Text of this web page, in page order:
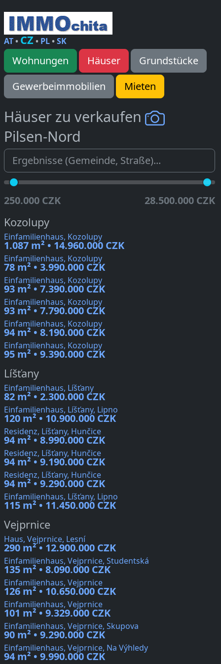
AT• CZ • PL•SK
Wohnungen Häuser
Grundstücke
Gewerbeimmobilien
Mieten
Häuser zu verkaufen
Pilsen-Nord
250.000 CZK 28.500.000 CZK
Kozolupy
Einfamilienhaus, Kozolupy
1.087 m² • 14.960.000 CZK
Einfamilienhaus, Kozolupy
78 m² • 3.990.000 CZK
Einfamilienhaus, Kozolupy
93 m² • 7.390.000 CZK
Einfamilienhaus, Kozolupy
93 m² • 7.790.000 CZK
Einfamilienhaus, Kozolupy
94 m² • 8.190.000 CZK
Einfamilienhaus, Kozolupy
95 m² • 9.390.000 CZK
Líšťany
Einfamilienhaus, Líšťany
82 m² • 2.300.000 CZK
Einfamilienhaus, Líšťany, Lipno
120 m² • 10.900.000 CZK
Residenz, Líšťany, Hunčice
94 m² • 8.990.000 CZK
Residenz, Líšťany, Hunčice
94 m² • 9.190.000 CZK
Residenz, Líšťany, Hunčice
94 m² • 9.290.000 CZK
Einfamilienhaus, Líšťany, Lipno
115 m² • 11.450.000 CZK
Vejprnice
Haus, Vejprnice, Lesní
290 m² • 12.900.000 CZK
Einfamilienhaus, Vejprnice, Studentská
135 m² • 8.090.000 CZK
Einfamilienhaus, Vejprnice
126 m² • 10.650.000 CZK
Einfamilienhaus, Vejprnice
101 m² • 9.329.000 CZK
Einfamilienhaus, Vejprnice, Skupova
90 m² • 9.290.000 CZK
Einfamilienhaus, Vejprnice, Na Výhledy
94 m² • 9.990.000 CZK